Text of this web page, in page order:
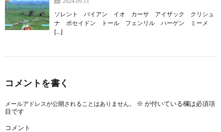
ソレント バイアン イオ カーサ アイザック クリシュ
ナ ポセイドン トール フェンリル ハーゲン ミーメ
[…]
コメントを書く
メールアドレスが公開されることはありません。 ※ が付いている欄は必須項
目です
コメント